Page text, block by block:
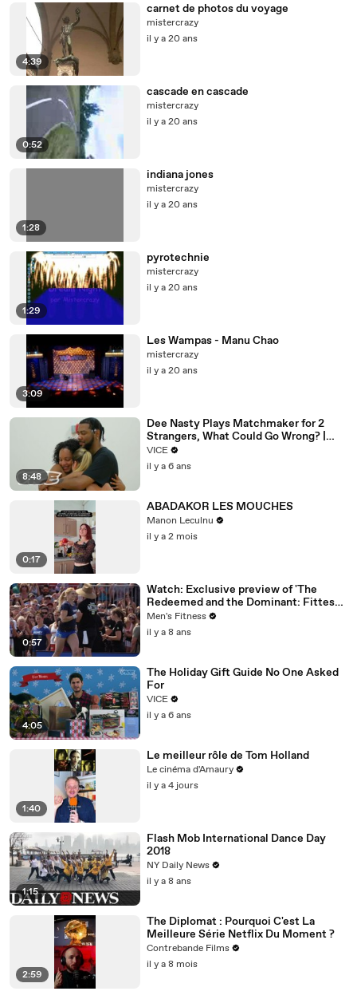
4:39
carnet de photos du voyage
mistercrazy
il y a 20 ans
0:52
cascade en cascade
mistercrazy
il y a 20 ans
1:28
indiana jones
mistercrazy
il y a 20 ans
1:29
pyrotechnie
mistercrazy
il y a 20 ans
3:09
Les Wampas - Manu Chao
mistercrazy
il y a 20 ans
8:48
Dee Nasty Plays Matchmaker for 2
Strangers, What Could Go Wrong? |
Pavement Passion: Brighton Beach
VICE
il y a 6 ans
0:17
ABADAKOR LES MOUCHES
Manon Leculnu
il y a 2 mois
0:57
Watch: Exclusive preview of 'The
Redeemed and the Dominant: Fittest
on Earth'
Men's Fitness
il y a 8 ans
4:05
The Holiday Gift Guide No One Asked
For
VICE
il y a 6 ans
1:40
Le meilleur rôle de Tom Holland
Le cinéma d'Amaury
il y a 4 jours
1:15
Flash Mob International Dance Day
2018
NY Daily News
il y a 8 ans
2:59
The Diplomat : Pourquoi C'est La
Meilleure Série Netflix Du Moment ?
Contrebande Films
il y a 8 mois